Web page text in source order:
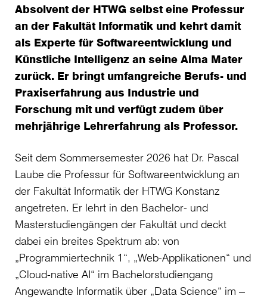
Absolvent der HTWG selbst eine Professur
an der Fakultät Informatik und kehrt damit
als Experte für Softwareentwicklung und
Künstliche Intelligenz an seine Alma Mater
zurück. Er bringt umfangreiche Berufs- und
Praxiserfahrung aus Industrie und
Forschung mit und verfügt zudem über
mehrjährige Lehrerfahrung als Professor.
Seit dem Sommersemester 2026 hat Dr. Pascal
Laube die Professur für Softwareentwicklung an
der Fakultät Informatik der HTWG Konstanz
angetreten. Er lehrt in den Bachelor- und
Masterstudiengängen der Fakultät und deckt
dabei ein breites Spektrum ab: von
„Programmiertechnik 1“, „Web-Applikationen“ und
„Cloud-native AI“ im Bachelorstudiengang
Angewandte Informatik über „Data Science“ im ‒